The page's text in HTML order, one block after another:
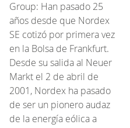
Group: Han pasado 25
años desde que Nordex
SE cotizó por primera vez
en la Bolsa de Frankfurt.
Desde su salida al Neuer
Markt el 2 de abril de
2001, Nordex ha pasado
de ser un pionero audaz
de la energía eólica a